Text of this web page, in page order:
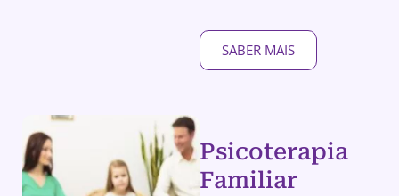
SABER MAIS
Psicoterapia
Familiar